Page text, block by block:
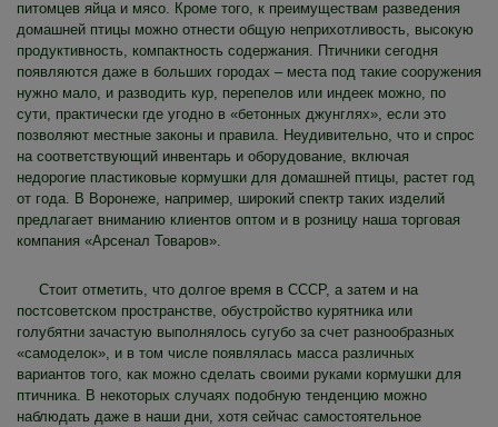
питомцев яйца и мясо. Кроме того, к преимуществам разведения
домашней птицы можно отнести общую неприхотливость, высокую
продуктивность, компактность содержания. Птичники сегодня
появляются даже в больших городах – места под такие сооружения
нужно мало, и разводить кур, перепелов или индеек можно, по
сути, практически где угодно в «бетонных джунглях», если это
позволяют местные законы и правила. Неудивительно, что и спрос
на соответствующий инвентарь и оборудование, включая
недорогие пластиковые кормушки для домашней птицы, растет год
от года. В Воронеже, например, широкий спектр таких изделий
предлагает вниманию клиентов оптом и в розницу наша торговая
компания «Арсенал Товаров».
Стоит отметить, что долгое время в СССР, а затем и на
постсоветском пространстве, обустройство курятника или
голубятни зачастую выполнялось сугубо за счет разнообразных
«самоделок», и в том числе появлялась масса различных
вариантов того, как можно сделать своими руками кормушки для
птичника. В некоторых случаях подобную тенденцию можно
наблюдать даже в наши дни, хотя сейчас самостоятельное